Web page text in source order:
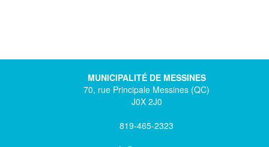
MUNICIPALITÉ DE MESSINES
70, rue Principale Messines (QC)
J0X 2J0
819-465-2323